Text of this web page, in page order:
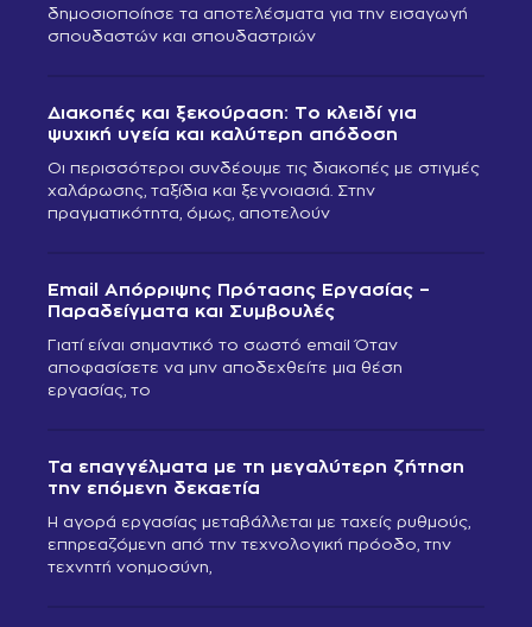
δημοσιοποίησε τα αποτελέσματα για την εισαγωγή
σπουδαστών και σπουδαστριών
Διακοπές και ξεκούραση: Το κλειδί για
ψυχική υγεία και καλύτερη απόδοση
Οι περισσότεροι συνδέουμε τις διακοπές με στιγμές
χαλάρωσης, ταξίδια και ξεγνοιασιά. Στην
πραγματικότητα, όμως, αποτελούν
Email Απόρριψης Πρότασης Εργασίας –
Παραδείγματα και Συμβουλές
Γιατί είναι σημαντικό το σωστό email Όταν
αποφασίσετε να μην αποδεχθείτε μια θέση
εργασίας, το
Τα επαγγέλματα με τη μεγαλύτερη ζήτηση
την επόμενη δεκαετία
Η αγορά εργασίας μεταβάλλεται με ταχείς ρυθμούς,
επηρεαζόμενη από την τεχνολογική πρόοδο, την
τεχνητή νοημοσύνη,